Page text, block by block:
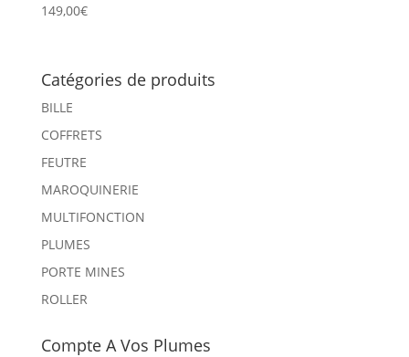
149,00€
Catégories de produits
BILLE
COFFRETS
FEUTRE
MAROQUINERIE
MULTIFONCTION
PLUMES
PORTE MINES
ROLLER
Compte A Vos Plumes